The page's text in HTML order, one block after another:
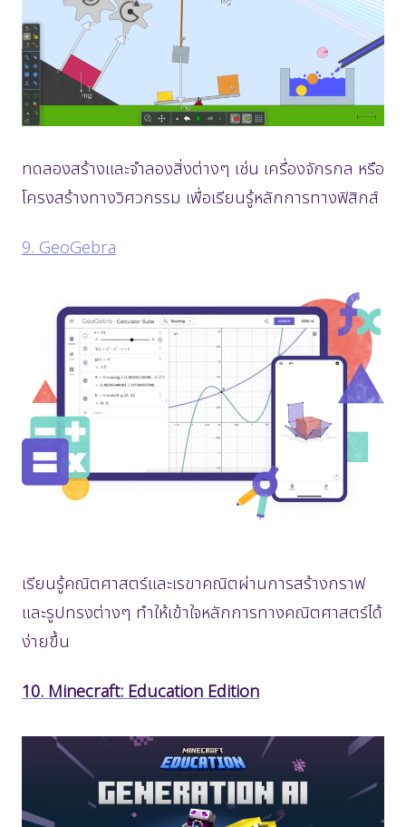
ทดลองสร้างและจำลองสิ่งต่างๆ เช่น เครื่องจักรกล หรือ
โครงสร้างทางวิศวกรรม เพื่อเรียนรู้หลักการทางฟิสิกส์
9. GeoGebra
เรียนรู้คณิตศาสตร์และเรขาคณิตผ่านการสร้างกราฟ
และรูปทรงต่างๆ ทำให้เข้าใจหลักการทางคณิตศาสตร์ได้
ง่ายขึ้น
10. Minecraft: Education Edition